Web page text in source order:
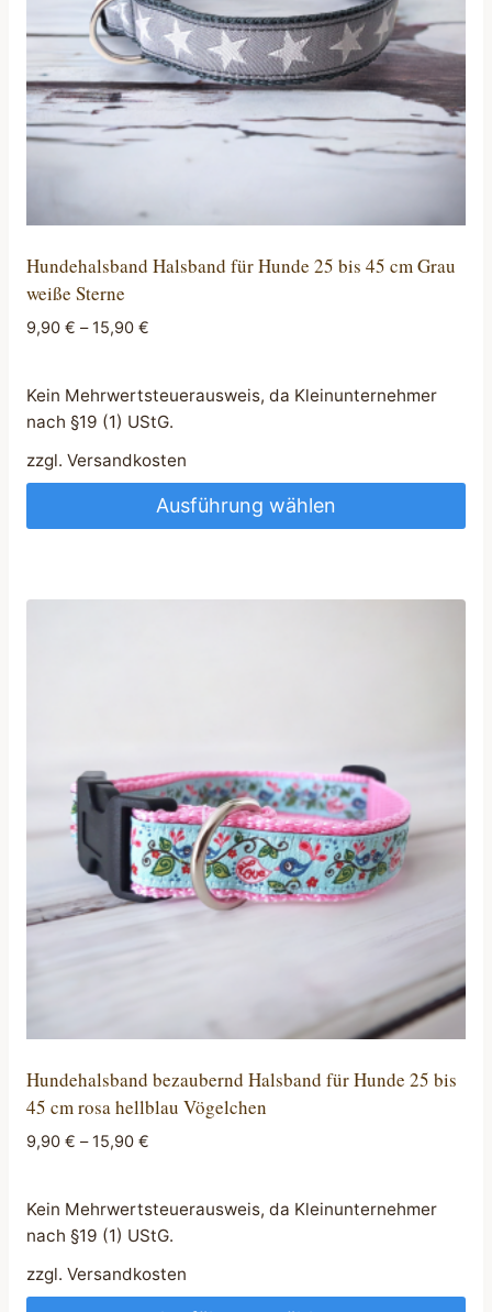
Produktseite
gewählt
werden
Hundehalsband Halsband für Hunde 25 bis 45 cm Grau
weiße Sterne
9,90 € –15,90 €
Kein Mehrwertsteuerausweis, da Kleinunternehmer
nach §19 (1) UStG.
zzgl. Versandkosten
Ausführung wählen
weist
können
Produktseite
gewählt
werden
Hundehalsband bezaubernd Halsband für Hunde 25 bis
45 cm rosa hellblau Vögelchen
9,90 € –15,90 €
Kein Mehrwertsteuerausweis, da Kleinunternehmer
nach §19 (1) UStG.
zzgl. Versandkosten